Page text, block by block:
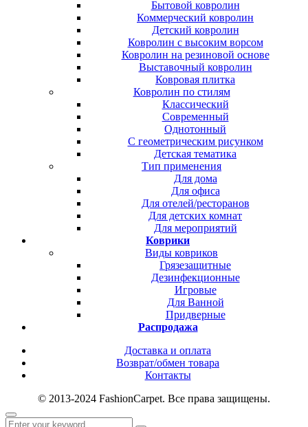
Бытовой ковролин
Коммерческий ковролин
Детский ковролин
Ковролин с высоким ворсом
Ковролин на резиновой основе
Выставочный ковролин
Ковровая плитка
Ковролин по стилям
Классический
Современный
Однотонный
С геометрическим рисунком
Детская тематика
Тип применения
Для дома
Для офиса
Для отелей/ресторанов
Для детских комнат
Для мероприятий
Коврики
Виды ковриков
Грязезащитные
Дезинфекционные
Игровые
Для Ванной
Придверные
Распродажа
Доставка и оплата
Возврат/обмен товара
Контакты
© 2013-2024 FashionCarpet. Все права защищены.